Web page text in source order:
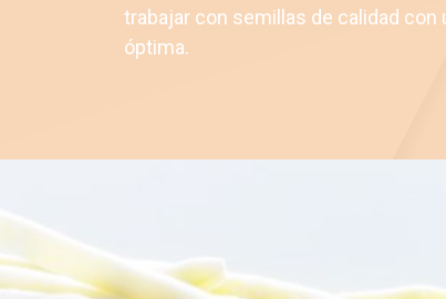
trabajar con semillas de calidad con
óptima.